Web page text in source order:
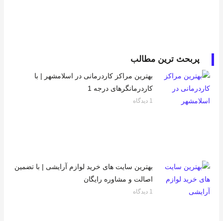
پربحث ترین مطالب
بهترین مراکز کاردرمانی در اسلامشهر | با
کاردرمانگرهای درجه 1
1 دیدگاه
بهترین سایت های خرید لوازم آرایشی | با تضمین
اصالت و مشاوره رایگان
1 دیدگاه